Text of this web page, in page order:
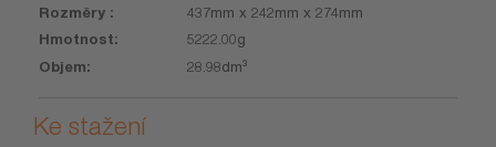
437mm x 242mm x 274mm
5222.00g
28.98dm³
Ke stažení